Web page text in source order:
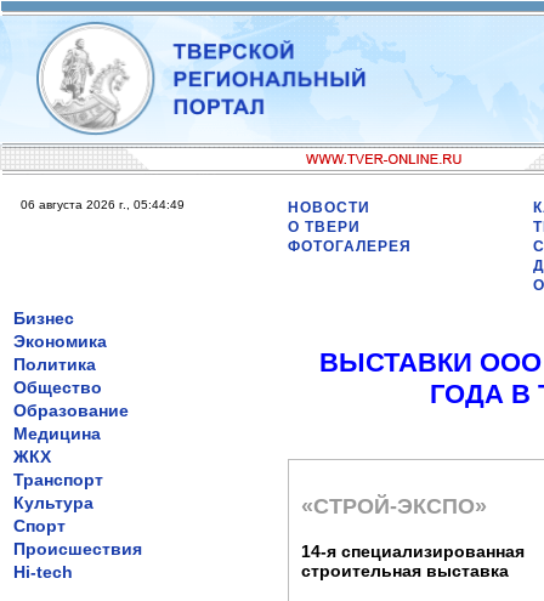
06 августа 2026 г., 05:44:49
НОВОСТИ
О ТВЕРИ
ФОТОГАЛЕРЕЯ
Бизнес
Экономика
Политика
Общество
Образование
Медицина
ЖКХ
Транспорт
Культура
Спорт
Происшествия
Hi-tech
ВЫСТАВКИ ООО
ГОДА В
«СТРОЙ-ЭКСПО»
14-я специализированная
строительная выставка